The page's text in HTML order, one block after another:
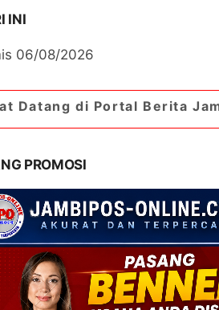
INI
06/08/2026
Portal Berita Jambipos
PROMOSI